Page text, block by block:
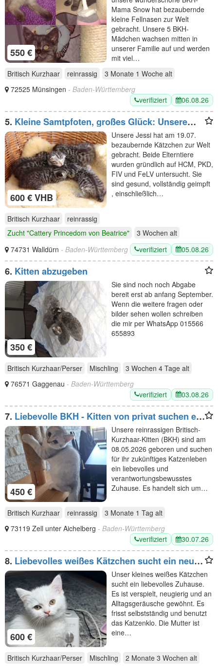
550 €
Mama Snow hat bezaubernde
kleine Fellnasen zur Welt
gebracht. Unsere 5 BKH-
Mädchen wachsen mitten in
unserer Familie auf und werden
mit viel…
Britisch Kurzhaar
reinrassig 3 Monate 1 Woche alt
72525 Münsingen - Baden-Württemberg
verifiziert
06.08.26
5. Kleine Samtpfoten, großes Glück: Unsere
BKH-Kätzchen suchen liebevolle Familien.
600 € VHB
Unsere Jessi hat am 19.07.
bezaubernde Kätzchen zur Welt
gebracht. Beide Elterntiere
wurden gründlich auf HCM, PKD,
FIV und FeLV untersucht. Sie
sind gesund, vollständig geimpft
, einschließlich…
Britisch Kurzhaar
reinrassig
Zucht "Cattery Princedom von Beatrice"
3 Wochen alt
74731 Walldürn - Baden-Württemberg verifiziert 05.08.26
6. Kitten abzugeben
350 €
Sie sind noch noch Abgabe
bereit erst ab anfang September.
Wenn die weitere fragen oder
bilder sehen wollen schreiben
die mir per WhatsApp 015566
655893
Britisch Kurzhaar/Perser Mischling 3 Wochen 4 Tage alt
76571 Gaggenau - Baden-Württemberg
verifiziert
03.08.26
7. Liebevolle BKH - Kitten von privat suchen ein
liebevolles Zuhause
450 €
Unsere reinrassigen Britisch-
Kurzhaar-Kitten (BKH) sind am
08.05.2026 geboren und suchen
für ihr zukünftiges Katzenleben
ein liebevolles und
verantwortungsbewusstes
Zuhause. Es handelt sich um…
Britisch Kurzhaar reinrassig 3 Monate 1 Tag alt
73119 Zell unter Aichelberg - Baden-Württemberg
verifiziert
30.07.26
8. Liebevolles weißes Kätzchen sucht ein neues
Zuhause
600 €
Unser kleines weißes Kätzchen
sucht ein liebevolles Zuhause.
Es ist verspielt, neugierig und an
Alltagsgeräusche gewöhnt. Es
frisst selbstständig und benutzt
das Katzenklo. Die Mutter ist
eine…
Britisch Kurzhaar/Perser Mischling 2 Monate 3 Wochen alt